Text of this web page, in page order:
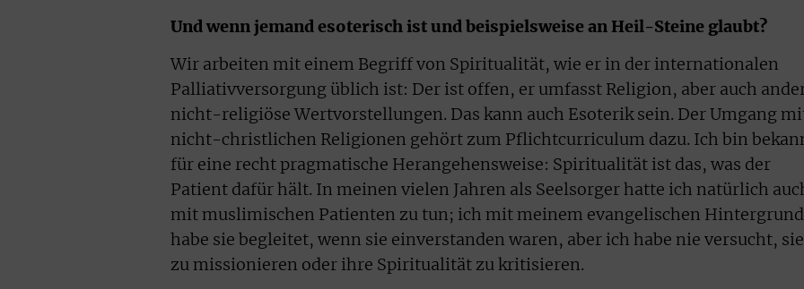
Und wenn jemand esoterisch ist und beispielsweise an Heil-Steine glaubt?
Wir arbeiten mit einem Begriff von Spiritualität, wie er in der internationalen
Palliativversorgung üblich ist: Der ist offen, er umfasst Religion, aber auch
nicht-religiöse Wertvorstellungen. Das kann auch Esoterik sein. Der Umgang
nicht-christlichen Religionen gehört zum Pflichtcurriculum dazu. Ich bin
für eine recht pragmatische Herangehensweise: Spiritualität ist das, was der
Patient dafür hält. In meinen vielen Jahren als Seelsorger hatte ich natürlich
mit muslimischen Patienten zu tun; ich mit meinem evangelischen Hintergrund
habe sie begleitet, wenn sie einverstanden waren, aber ich habe nie versucht, sie
zu missionieren oder ihre Spiritualität zu kritisieren.